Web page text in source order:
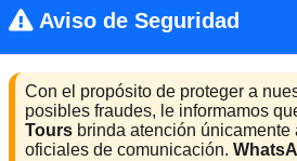
Aviso de Seguridad
Con el propósito de proteger a
posibles fraudes, le informamos
Tours brinda atención
oficiales de comunicación.